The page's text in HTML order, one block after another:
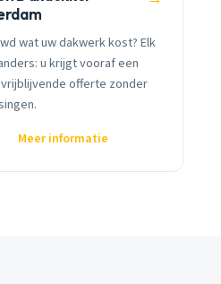
wat uw dakwerk kost? Elk
u krijgt vooraf een
offerte zonder
Meer informatie